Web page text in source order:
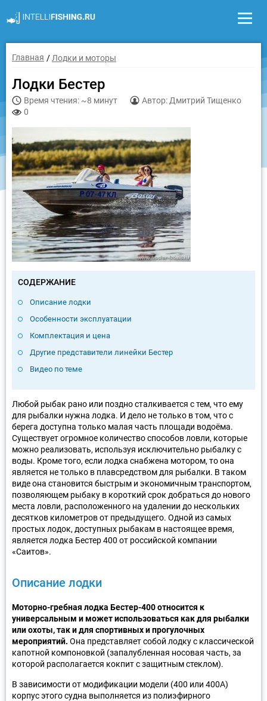
Главная Лодки и моторы
Лодки Бестер
Время чтения: ~8 минут
Автор: Дмитрий Тищенко
0
СОДЕРЖАНИЕ
Описание лодки
Особенности эксплуатации
Комплектация и цена
Другие представители линейки Бестер
Видео по теме
Любой рыбак рано или поздно сталкивается с тем, что ему
для рыбалки нужна лодка. И дело не только в том, что с
берега доступна только малая часть площади водоёма.
Существует огромное количество способов ловли, которые
можно реализовать, используя исключительно рыбалку с
воды. Кроме того, если лодка снабжена мотором, то она
является не только в плавсредством для рыбалки. В таком
виде она становится быстрым и экономичным транспортом,
позволяющем рыбаку в короткий срок добраться до нового
места ловли, расположенного на удалении до нескольких
десятков километров от предыдущего. Одной из самых
простых лодок, доступных рыбакам в настоящее время,
является лодка Бестер 400 от российской компании
«Саитов».
Описание лодки
Моторно-гребная лодка Бестер-400 относится к
универсальным и может использоваться как для рыбалки
или охоты, так и для спортивных и прогулочных
мероприятий. Она представляет собой лодку с классической
капотной компоновкой (запалубленная носовая часть, за
которой располагается кокпит с защитным стеклом).
В зависимости от модификации модели (400 или 400А)
корпус этого судна выполняется из полиэфирного